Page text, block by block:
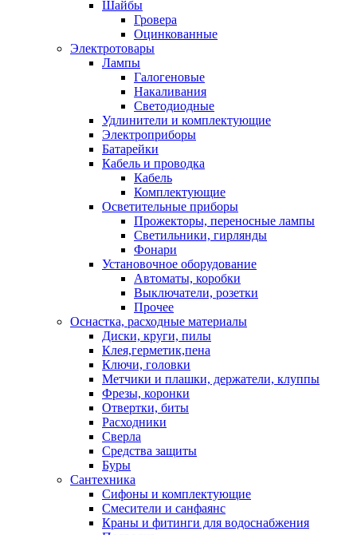
Шайбы
Гровера
Оцинкованные
Электротовары
Лампы
Галогеновые
Накаливания
Светодиодные
Удлинители и комплектующие
Электроприборы
Батарейки
Кабель и проводка
Кабель
Комплектующие
Осветительные приборы
Прожекторы, переносные лампы
Светильники, гирлянды
Фонари
Установочное оборудование
Автоматы, коробки
Выключатели, розетки
Прочее
Оснастка, расходные материалы
Диски, круги, пилы
Клея,герметик,пена
Ключи, головки
Метчики и плашки, держатели, клуппы
Фрезы, коронки
Отвертки, биты
Расходники
Сверла
Средства защиты
Буры
Сантехника
Сифоны и комплектующие
Смесители и санфаянс
Краны и фитинги для водоснабжения